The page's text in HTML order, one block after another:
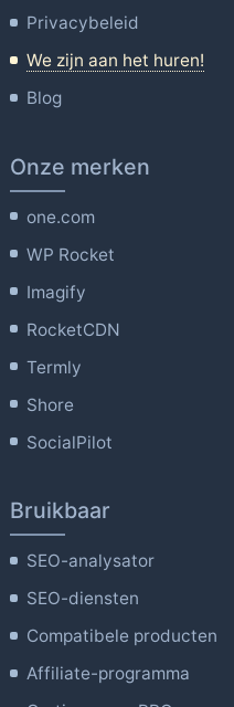
Privacybeleid
We zijn aan het huren!
Blog
Onze merken
one.com
WP Rocket
Imagify
RocketCDN
Termly
Shore
SocialPilot
Bruikbaar
SEO-analysator
SEO-diensten
Compatibele producten
Affiliate-programma